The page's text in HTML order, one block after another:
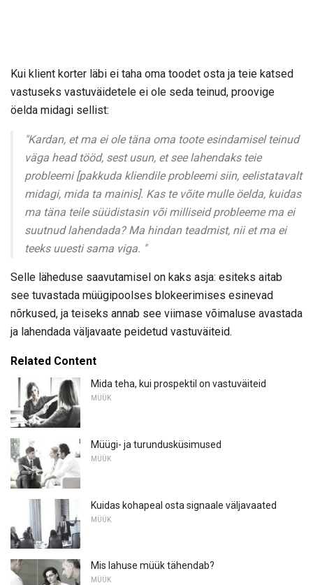
Kui klient korter läbi ei taha oma toodet osta ja teie katsed
vastuseks vastuväidetele ei ole seda teinud, proovige
öelda midagi sellist:
"Kardan, et ma ei ole täna oma toote esindamisel teinud
väga head tööd, sest usun, et see lahendaks teie
probleemi [pakkuda kliendile probleemi siin, eelistatavalt
midagi, mida ta mainis]. Kas te võite mulle öelda, kuidas
ma täna teile süüdistasin või milliseid probleeme ma ei
suutnud lahendada? Ma hindan teadmist, nii et ma ei
teeks uuesti sama viga. "
Selle läheduse saavutamisel on kaks asja: esiteks aitab
see tuvastada müügipoolses blokeerimises esinevad
nõrkused, ja teiseks annab see viimase võimaluse avastada
ja lahendada väljavaate peidetud vastuväiteid.
Related Content
Mida teha, kui prospektil on vastuväiteid
MÜÜK
Müügi- ja turundusküsimused
MÜÜK
Kuidas kohapeal osta signaale väljavaated
MÜÜK
Mis lahuse müük tähendab?
MÜÜK